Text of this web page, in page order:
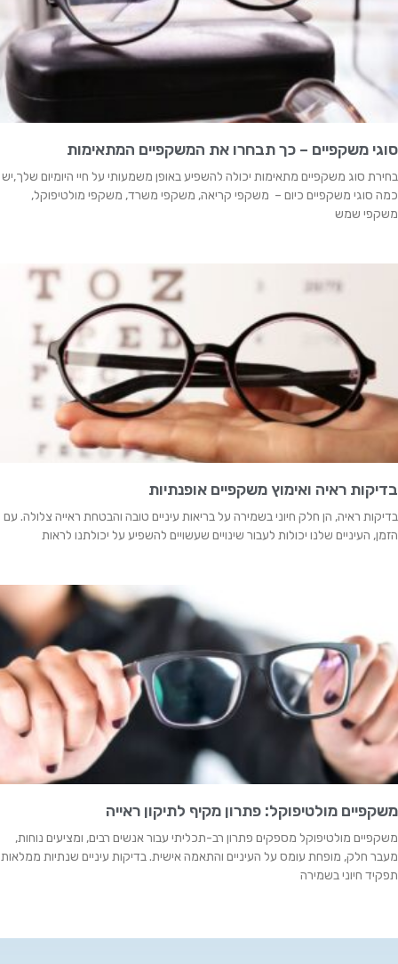
סוגי משקפיים – כך תבחרו את המשקפיים המתאימות
בחירת סוג משקפיים מתאימות יכולה להשפיע באופן משמעותי על חיי היומיום שלך,יש
כמה סוגי משקפיים כיום – משקפי קריאה, משקפי משרד, משקפי מולטיפוקל,
משקפי שמש
בדיקות ראיה ואימוץ משקפיים אופנתיות
בדיקות ראיה, הן חלק חיוני בשמירה על בריאות עיניים טובה והבטחת ראייה צלולה. עם
הזמן, העיניים שלנו יכולות לעבור שינויים שעשויים להשפיע על יכולתנו לראות
משקפיים מולטיפוקל: פתרון מקיף לתיקון ראייה
משקפיים מולטיפוקל מספקים פתרון רב-תכליתי עבור אנשים רבים, ומציעים נוחות,
מעבר חלק, מופחת עומס על העיניים והתאמה אישית. בדיקות עיניים שנתיות ממלאות
תפקיד חיוני בשמירה